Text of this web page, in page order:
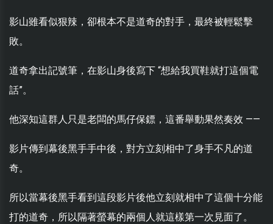
影山雖看似狠辣，卻根本不是道奇的對手，最終被輕鬆擊
敗。
道奇拿出記號筆，在影山身後寫下 “想給我買鞋就打這個電
話”。
他深知這群人只是老闆的馬仔保鏢，這番舉動果然奏效 ——
影片傳到幕後黑手手中後，對方立刻相中了身手不凡的道
奇。
所以當幕後黑手看到這段影片後他立刻就相中了這個十分能
打的道奇，所以隔著螢幕的兩個人就這樣第一次見面了。